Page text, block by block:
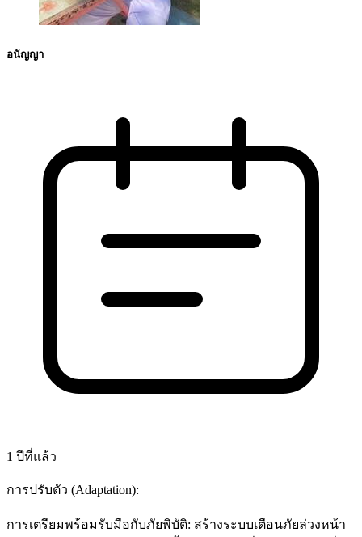
อนัญญา
1 ปีที่แล้ว
การปรับตัว (Adaptation):
การเตรียมพร้อมรับมือกับภัยพิบัติ: สร้างระบบเตือนภัยล่วงหน้า